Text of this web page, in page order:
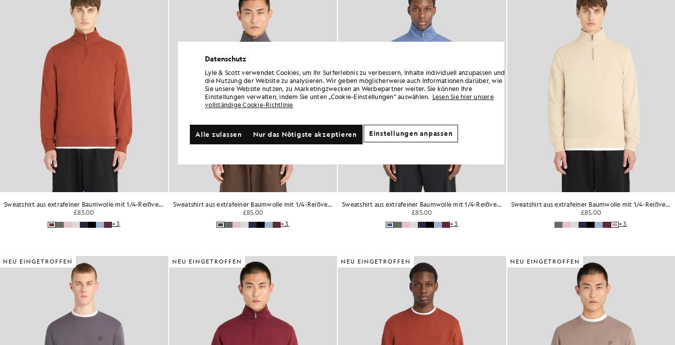
Sweatshirt aus extrafeiner Baumwolle mit 1/4-Reißverschluss
£85.00
+3
Sweatshirt aus extrafeiner Baumwolle mit 1/4-Reißverschluss
£85.00
+3
Sweatshirt aus extrafeiner Baumwolle mit 1/4-Reißverschluss
£85.00
+3
Sweatshirt aus extrafeiner Baumwolle mit 1/4-Reißverschluss
£85.00
+3
NEU EINGETROFFEN NEU EINGETROFFEN NEU EINGETROFFEN NEU EINGETROFFEN
Datenschutz
Lyle & Scott verwendet Cookies, um Ihr Surferlebnis zu verbessern, Inhalte individuell anzupassen und
die Nutzung der Website zu analysieren. Wir geben möglicherweise auch Informationen darüber, wie
Sie unsere Website nutzen, zu Marketingzwecken an Werbepartner weiter. Sie können Ihre
Einstellungen verwalten, indem Sie unten „Cookie-Einstellungen“ auswählen. Lesen Sie hier unsere
vollständige Cookie-Richtlinie
Nur das Nötigste akzeptieren
Alle zulassen Einstellungen anpassen